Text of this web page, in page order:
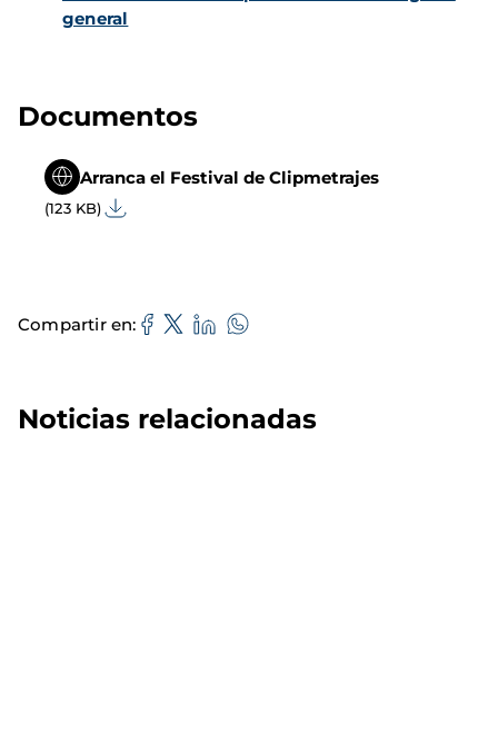
general
Documentos
Arranca el Festival de Clipmetrajes
(123 KB)
Compartir en
Noticias relacionadas